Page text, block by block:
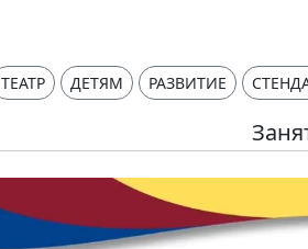
ТЕАТР ДЕТЯМ РАЗВИТИЕ